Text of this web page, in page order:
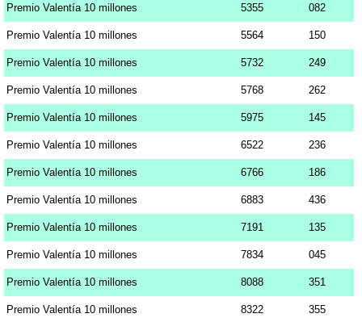
Premio Valentía 10 millones 5355 082
Premio Valentía 10 millones 5564 150
Premio Valentía 10 millones 5732 249
Premio Valentía 10 millones 5768 262
Premio Valentía 10 millones 5975 145
Premio Valentía 10 millones 6522 236
Premio Valentía 10 millones 6766 186
Premio Valentía 10 millones 6883 436
Premio Valentía 10 millones 7191 135
Premio Valentía 10 millones 7834 045
Premio Valentía 10 millones 8088 351
Premio Valentía 10 millones 8322 355